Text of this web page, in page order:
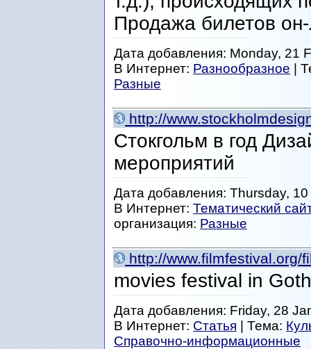
Продажа билетов
Дата добавления: Monday, 21
В Интернет: Разнообразное |
Разные
http://
Стокгольм в год
мероприятий
Дата добавления: Thursday,
В Интернет: Тематический
организация: Разные
http://www.filmfestival.org/
movies festival in
Дата добавления: Friday, 28
В Интернет: Статья | Тема:
Справочно-информационные